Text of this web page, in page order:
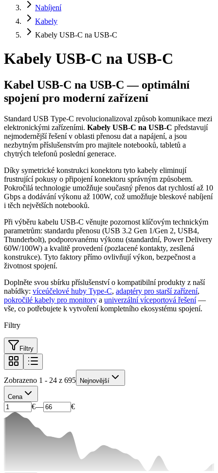
Nabíjení
Kabely
Kabely USB-C na USB-C
Kabely USB-C na USB-C
Kabel USB-C na USB-C — optimální
spojení pro moderní zařízení
Standard USB Type-C revolucionalizoval způsob komunikace mezi
elektronickými zařízeními. Kabely USB-C na USB-C představují
nejmodernější řešení v oblasti přenosu dat a napájení, a jsou
nezbytným příslušenstvím pro majitele notebooků, tabletů a
chytrých telefonů poslední generace.
Díky symetrické konstrukci konektoru tyto kabely eliminují
frustrující pokusy o připojení konektoru správným způsobem.
Pokročilá technologie umožňuje současný přenos dat rychlostí až 10
Gbps a dodávání výkonu až 100W, což umožňuje bleskové nabíjení
i těch největších notebooků.
Při výběru kabelu USB-C věnujte pozornost klíčovým technickým
parametrům: standardu přenosu (USB 3.2 Gen 1/Gen 2, USB4,
Thunderbolt), podporovanému výkonu (standardní, Power Delivery
60W/100W) a kvalitě provedení (pozlacené kontakty, zesílená
konstrukce). Tyto faktory přímo ovlivňují výkon, bezpečnost a
životnost spojení.
Doplněte svou sbírku příslušenství o kompatibilní produkty z naší
nabídky: víceúčelové huby Type-C, adaptéry pro starší zařízení,
pokročilé kabely pro monitory a univerzální víceportová řešení—
vše, co potřebujete k vytvoření kompletního ekosystému spojení.
Filtry
Filtry
Zobrazeno 1 - 24 z 695 Nejnovější
Cena
€— €